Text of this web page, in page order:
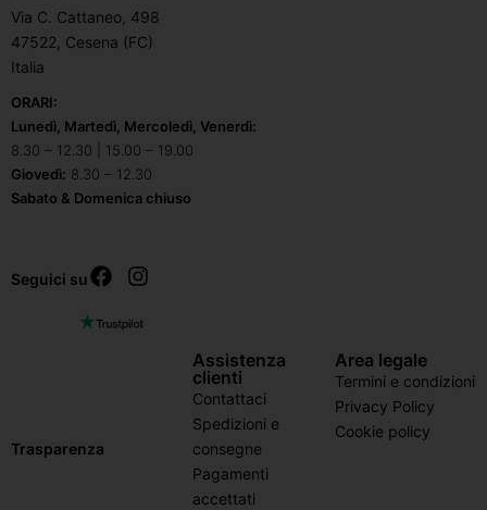
Via C. Cattaneo, 498
47522, Cesena (FC)
Italia
ORARI:
Lunedì, Martedì, Mercoledì, Venerdì:
8.30 – 12.30 | 15.00 – 19.00
Giovedì: 8.30 – 12.30
Sabato & Domenica chiuso
Seguici su
Trasparenza
Assistenza
clienti
Contattaci
Spedizioni e
consegne
Pagamenti
accettati
Area legale
Termini e condizioni
Privacy Policy
Cookie policy